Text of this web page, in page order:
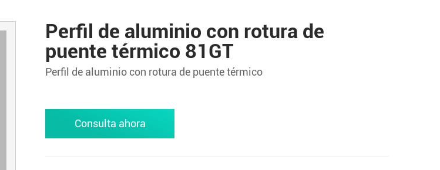
Perfil de aluminio con rotura de
puente térmico 81GT
Perfil de aluminio con rotura de puente térmico
Consulta ahora